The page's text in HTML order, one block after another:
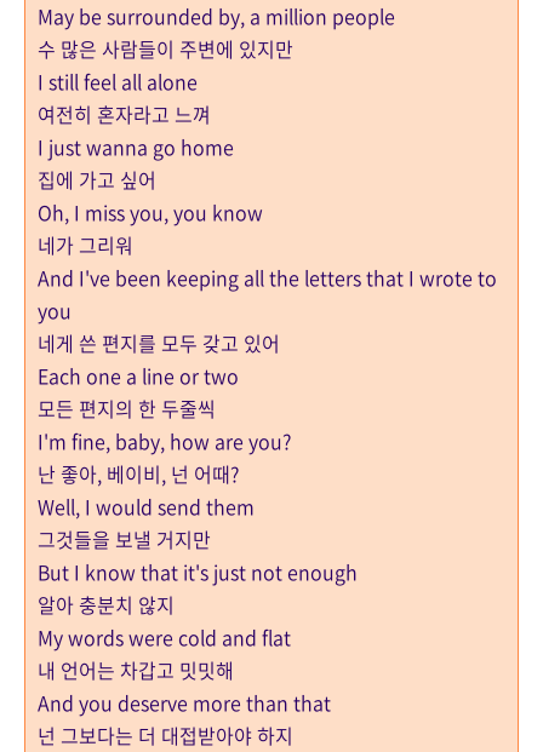
May be surrounded by, a million people
수 많은 사람들이 주변에 있지만
I still feel all alone
여전히 혼자라고 느껴
I just wanna go home
집에 가고 싶어
Oh, I miss you, you know
네가 그리워
And I've been keeping all the letters that I wrote to
you
네게 쓴 편지를 모두 갖고 있어
Each one a line or two
모든 편지의 한 두줄씩
I'm fine, baby, how are you?
난 좋아, 베이비, 넌 어때?
Well, I would send them
그것들을 보낼 거지만
But I know that it's just not enough
알아 충분치 않지
My words were cold and flat
내 언어는 차갑고 밋밋해
And you deserve more than that
넌 그보다는 더 대접받아야 하지